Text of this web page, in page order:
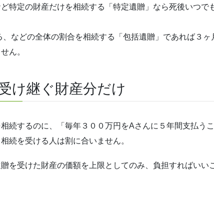
特定の財産だけを相続する「特定遺贈」なら死後いつで
、などの全体の割合を相続する「包括遺贈」であれば３ヶ
ん。
け継ぐ財産分だけ
続するのに、「毎年３００万円をAさんに５年間支払う
続を受ける人は割に合いません。
を受けた財産の価額を上限としてのみ、負担すればいい